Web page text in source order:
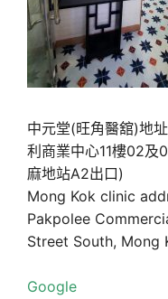
中元堂(旺角醫舘)地
利商業中心11樓02及
麻地站A2出口)
Mong Kok clinic
Pakpolee
Street South, Mong
Google